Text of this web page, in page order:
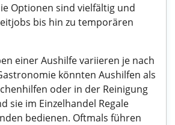
Optionen sind vielfältig und
bis hin zu temporären
einer Aushilfe variieren je nach
könnten Aushilfen als
oder in der Reinigung
sie im Einzelhandel Regale
bedienen. Oftmals führen